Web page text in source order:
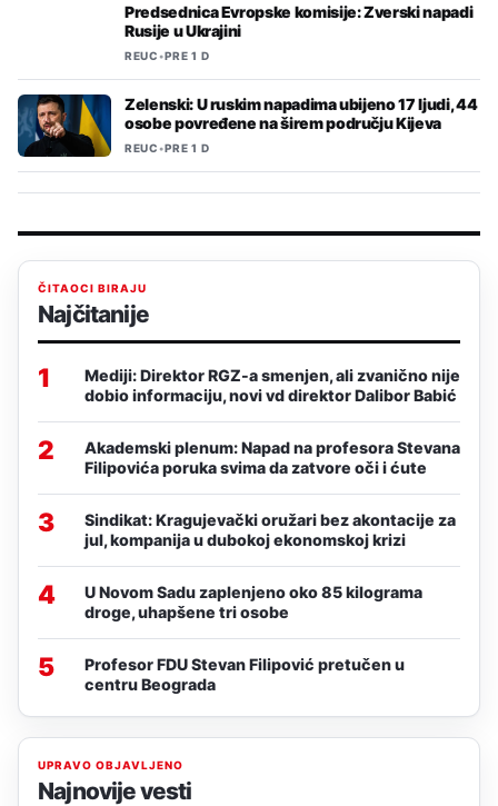
Predsednica Evropske komisije: Zverski napadi
Rusije u Ukrajini
REUC•PRE 1 D
Zelenski: U ruskim napadima ubijeno 17 ljudi, 44
osobe povređene na širem području Kijeva
REUC•PRE 1 D
ČITAOCI BIRAJU
Najčitanije
1
Mediji: Direktor RGZ-a smenjen, ali zvanično nije
dobio informaciju, novi vd direktor Dalibor Babić
2
Akademski plenum: Napad na profesora Stevana
Filipovića poruka svima da zatvore oči i ćute
3
Sindikat: Kragujevački oružari bez akontacije za
jul, kompanija u dubokoj ekonomskoj krizi
4
U Novom Sadu zaplenjeno oko 85 kilograma
droge, uhapšene tri osobe
5
Profesor FDU Stevan Filipović pretučen u
centru Beograda
UPRAVO OBJAVLJENO
Najnovije vesti